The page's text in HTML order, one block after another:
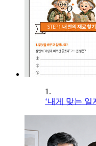
1.
‘내게 맞는 일